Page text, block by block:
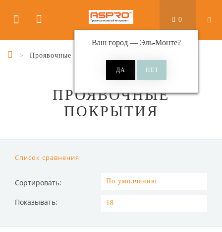
Ваш город — Эль-Монте?
0
Проявочные покрытия
ПРОЯВОЧНЫЕ
ПОКРЫТИЯ
Список сравнения
Сортировать:
Показывать: